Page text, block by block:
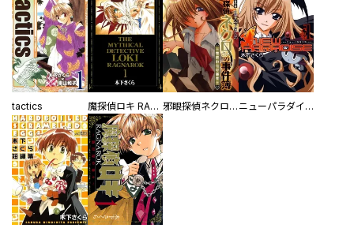
tactics 魔探偵ロキ RAGNAROK 邪眼探偵ネクロさんの事件簿 －性欲お化け事件－ ニューパラダイス